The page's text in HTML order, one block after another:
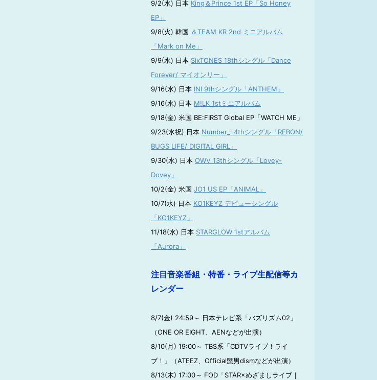
9/2(水) 日本 King＆Prince 1st EP「So Honey
EP」
9/8(火) 韓国 ＆TEAM KR 2nd ミニアルバム
「Mark on Me」
9/9(水) 日本 SixTONES 18thシングル「Dance
Forever/ マイオンリー」
9/16(水) 日本 INI 9thシングル「ANTHEM」
9/16(水) 日本 M!LK 1stミニアルバム
9/18(金) 米国 BE:FIRST Global EP「WATCH ME」
9/23(水祝) 日本 Number_i 4thシングル「REBON/
BUGS LIFE/ DIGITAL GIRL」
9/30(水) 日本 OWV 13thシングル「Lovey-
Dovey」
10/2(金) 米国 JO1 US EP「ANIMAL」
10/7(水) 日本 KO1KEYZ デビューシングル
「KO1KEYZ」
11/18(水) 日本 STARGLOW 1stアルバム
「Aurora」
注目音楽番組・特番・ライブ生配信等カ
レンダー
8/7(金) 24:59～ 日本テレビ系「バズリズム02」
（ONE OR EIGHT、AENなどが出演）
8/10(月) 19:00～ TBS系「CDTVライブ！ライ
ブ！」（ATEEZ、Official髭男dismなどが出演）
8/13(木) 17:00～ FOD「STAR×めざましライブ｜